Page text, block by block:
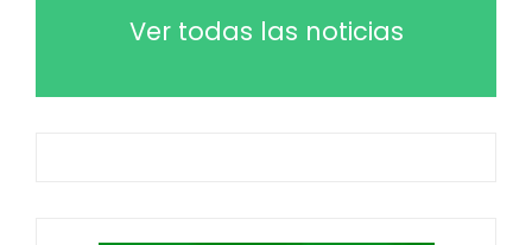
Ver todas las noticias